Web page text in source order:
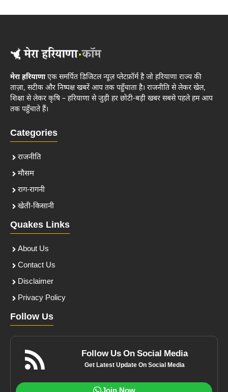
मेरा हरियाणाएक समर्पित डिजिटल न्यूज़ प्लेटफ़ॉर्म है जो हरियाणा राज्य की
ताज़ा, सटीक और निष्पक्ष खबरें आप तक पहुँचाता है। राजनीति से लेकर खेल,
शिक्षा से लेकर कृषि – हरियाणा से जुड़ी हर छोटी-बड़ी खबर सबसे पहले हम आप
तक पहुँचाते हैं।
Categories
राजनीति
मौसम
राग-रागनी
खेती-किसानी
Quakes Links
About Us
Contact Us
Disclaimer
Privacy Policy
Follow Us
Follow Us On Social Media
Get Latest Update On Social Media